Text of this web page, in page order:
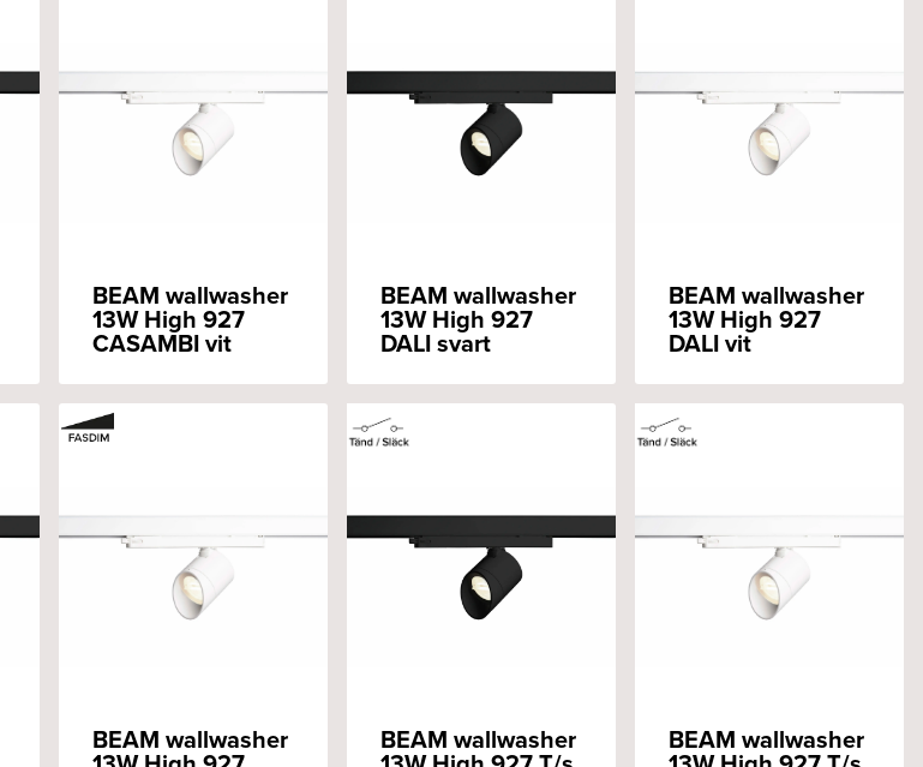
BEAM wallwasher
13W High 927
CASAMBI vit
BEAM wallwasher
13W High 927
DALI svart
BEAM wallwasher
13W High 927
DALI vit
BEAM wallwasher BEAM wallwasher BEAM wallwasher